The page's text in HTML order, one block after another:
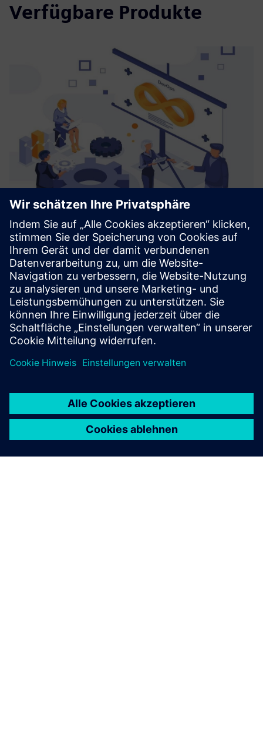
Verfügbare Produkte
CoNet Smart Batch Connect
Smart Batch Connect is an abstraction layer on top of
Simatic Batch which enables integration with different
systems (ERP, MOM, Cloud, Web).
Mehr erfahren